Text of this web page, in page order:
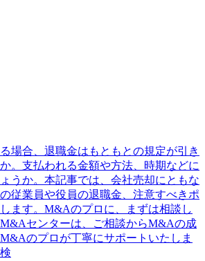
場合、退職金はもともとの規定が引き
。支払われる金額や方法、時期などに
うか。本記事では、会社売却にともな
従業員や役員の退職金、注意すべきポ
ます。M&Aのプロに、まずは相談し
センターは、ご相談からM&Aの成
のプロが丁寧にサポートいたしま